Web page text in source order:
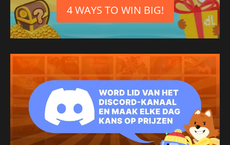
4 WAYS TO WIN BIG!